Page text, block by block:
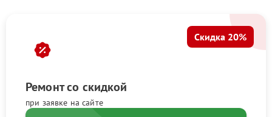
Ремонт со скидкой
при заявке на сайте
Скидка 20%